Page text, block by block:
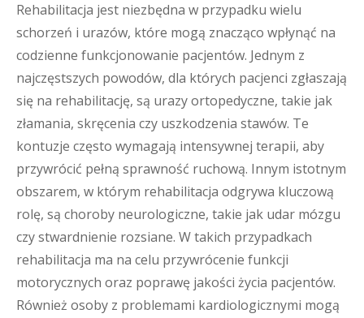
Rehabilitacja jest niezbędna w przypadku wielu
schorzeń i urazów, które mogą znacząco wpłynąć na
codzienne funkcjonowanie pacjentów. Jednym z
najczęstszych powodów, dla których pacjenci zgłaszają
się na rehabilitację, są urazy ortopedyczne, takie jak
złamania, skręcenia czy uszkodzenia stawów. Te
kontuzje często wymagają intensywnej terapii, aby
przywrócić pełną sprawność ruchową. Innym istotnym
obszarem, w którym rehabilitacja odgrywa kluczową
rolę, są choroby neurologiczne, takie jak udar mózgu
czy stwardnienie rozsiane. W takich przypadkach
rehabilitacja ma na celu przywrócenie funkcji
motorycznych oraz poprawę jakości życia pacjentów.
Również osoby z problemami kardiologicznymi mogą